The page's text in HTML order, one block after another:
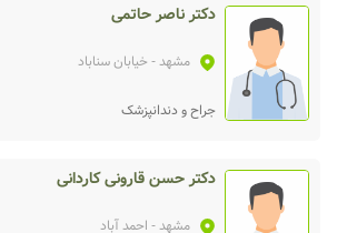
دکتر ناصر حاتمی
مشهد- خیابان سناباد
جراح و دندانپزشک
دکتر حسن قارونی کاردانی
مشهد- احمد آباد